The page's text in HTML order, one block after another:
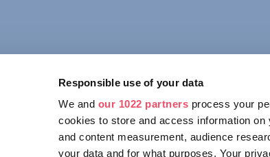
Responsible use of your data
We and our 1022 partners process your
cookies to store and access information
and content measurement, audience
your data and for what purposes. Your